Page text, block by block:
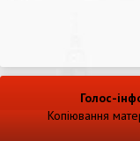
Голос-
Копіювання